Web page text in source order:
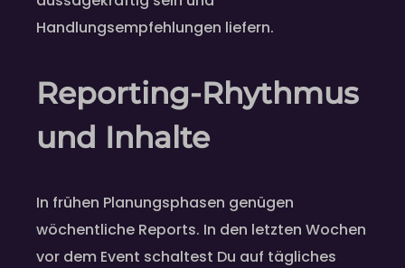
Handlungsempfehlungen liefern.
Reporting-Rhythmus
und Inhalte
In frühen Planungsphasen genügen
wöchentliche Reports. In den letzten Wochen
vor dem Event schaltest Du auf tägliches